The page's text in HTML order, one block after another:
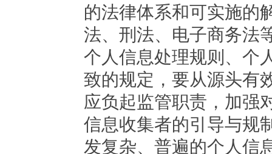
的法律体系和可实施的
法、刑法、电子商务法
个人信息处理规则、个
致的规定，要从源头有
应负起监管职责，加强
信息收集者的引导与规
发复杂、普遍的个人信